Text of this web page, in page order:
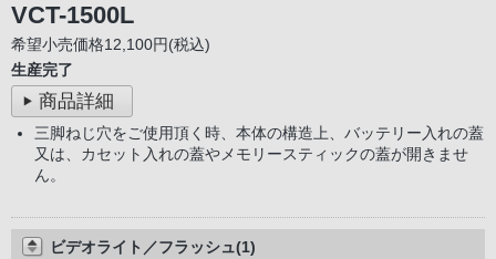
VCT-1500L
希望小売価格12,100円(税込)
生産完了
商品詳細
三脚ねじ穴をご使用頂く時、本体の構造上、バッテリー入れの蓋
又は、カセット入れの蓋やメモリースティックの蓋が開きませ
ん。
ビデオライト／フラッシュ(1)